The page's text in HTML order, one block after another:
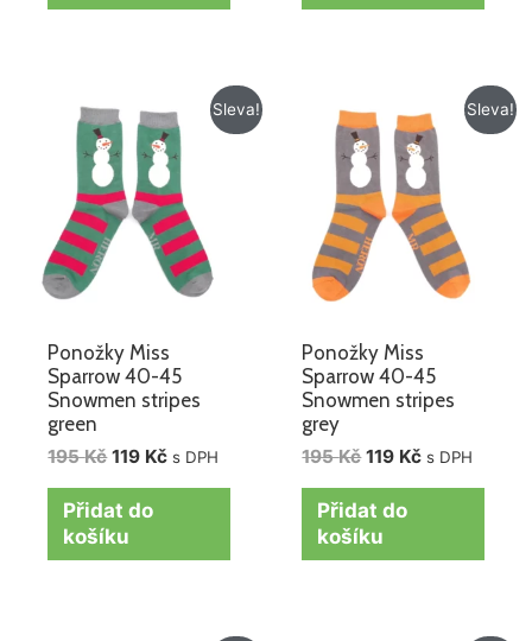
Sleva!
Ponožky Miss
Sparrow 40-45
Snowmen stripes
green
195Kč
Původní
cena
byla:
195 Kč.
119 Kč
Aktuální
cena
je:
119 Kč.
s DPH
Přidat do
košíku
Sleva!
Ponožky Miss
Sparrow 40-45
Snowmen stripes
grey
195Kč
cena
byla:
195 Kč.
119 Kč
Aktuální
cena
je:
119 Kč.
s DPH
Přidat do
košíku